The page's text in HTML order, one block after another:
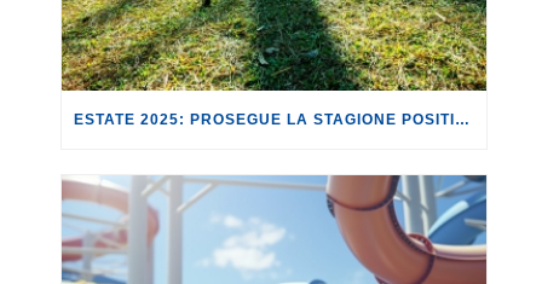
ESTATE 2025: PROSEGUE LA STAGIONE POSITIVA PER I CAMPEGGI.